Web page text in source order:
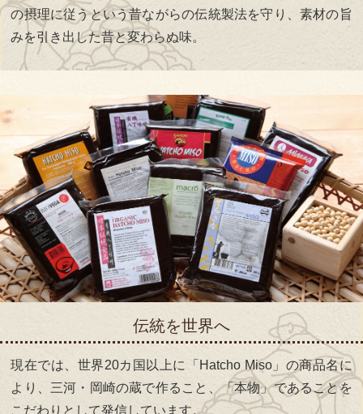
の摂理に従うという昔ながらの伝統製法を守り、素材の旨
みを引き出した昔と変わらぬ味。
伝統を世界へ
現在では、世界20カ国以上に「Hatcho Miso」の商品名に
より、三河・岡崎の蔵で作ること、「本物」であることを
こだわりとして発信しています。